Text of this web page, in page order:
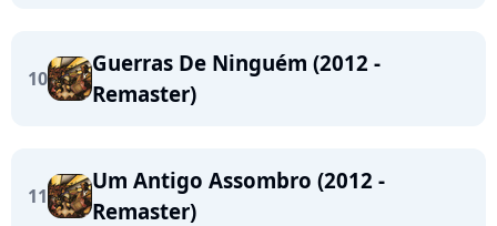
10
Guerras De Ninguém (2012 -
Remaster)
11
Um Antigo Assombro (2012 -
Remaster)